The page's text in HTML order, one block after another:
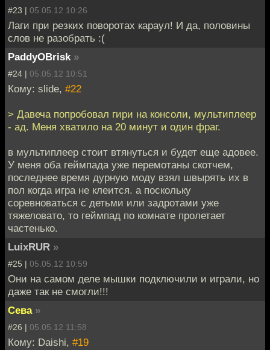
#23 | 05.05.12 10:26
Лаги при резких поворотах караул! И да, половины
слов не разобрать :(
PaddyOBrisk »
#24 | 05.05.12 10:51
Кому: slide, #22
> Давеча попробовал гири на консоли, мультиплеер
- ад. Меня хватило на 20 минут и один фраг.
в мультиплеер стоит втянуться и будет еще адовее.
У меня оба геймпада уже перемотаны скотчем,
последнее время дурную моду взял швырять их в
пол когда игра не клеится. а поскольку
соревноваться с детьми или задротами уже
тяжеловато, то геймпад по комнате пролетает
частенько.
LuixRUR »
#25 | 05.05.12 10:59
Они на самом деле мышки подключили и играли, но
даже так не смогли!!!
Сева »
#26 | 05.05.12 11:58
Кому: Daishi, #19